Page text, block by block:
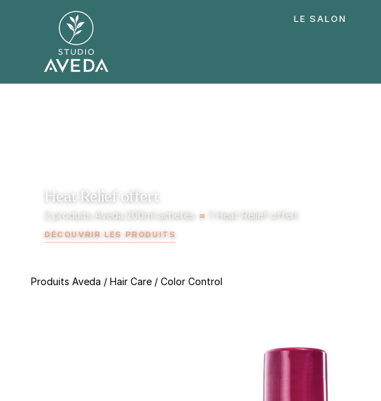
LE SALON
Heat Relief offert
2 produits Aveda 200ml achetés = 1 Heat Relief offert
DÉCOUVRIR LES PRODUITS
Produits Aveda / Hair Care / Color Control